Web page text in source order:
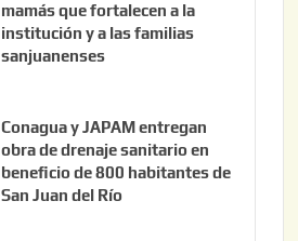
mamás que fortalecen a la
institución y a las familias
sanjuanenses
Conagua y JAPAM entregan
obra de drenaje sanitario en
beneficio de 800 habitantes de
San Juan del Río